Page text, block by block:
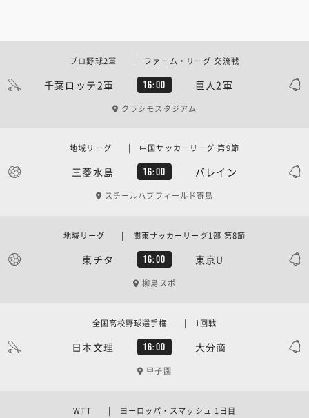
千葉ロッテ2軍 16:00 巨人2軍
プロ野球2軍 | ファーム・リーグ 交流戦
クラシモスタジアム
三菱水島 16:00 バレイン
地域リーグ | 中国サッカーリーグ 第9節
スチールハブフィールド寄島
東チタ 16:00 東京U
地域リーグ | 関東サッカーリーグ1部 第8節
柳島スポ
日本文理 16:00 大分商
全国高校野球選手権 | 1回戦
甲子園
WTT | ヨーロッパ・スマッシュ 1日目